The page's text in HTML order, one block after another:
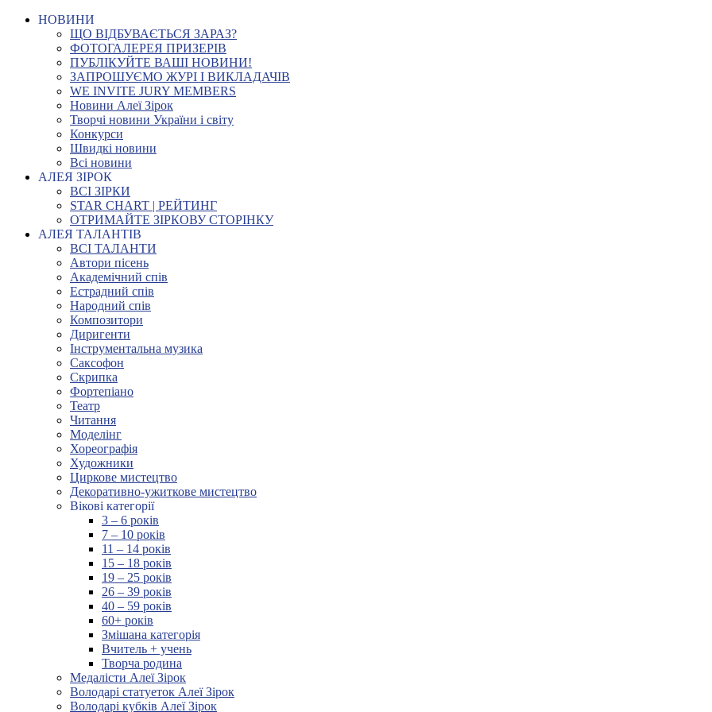
НОВИНИ
ЩО ВІДБУВАЄТЬСЯ ЗАРАЗ?
ФОТОГАЛЕРЕЯ ПРИЗЕРІВ
ПУБЛІКУЙТЕ ВАШІ НОВИНИ!
ЗАПРОШУЄМО ЖУРІ І ВИКЛАДАЧІВ
WE INVITE JURY MEMBERS
Новини Алеї Зірок
Творчі новини України і світу
Конкурси
Швидкі новини
Всі новини
АЛЕЯ ЗІРОК
ВСІ ЗІРКИ
STAR CHART | РЕЙТИНГ
ОТРИМАЙТЕ ЗІРКОВУ СТОРІНКУ
АЛЕЯ ТАЛАНТІВ
ВСІ ТАЛАНТИ
Автори пісень
Академічний спів
Естрадний спів
Народний спів
Композитори
Диригенти
Інструментальна музика
Саксофон
Скрипка
Фортепіано
Театр
Читання
Моделінг
Хореографія
Художники
Циркове мистецтво
Декоративно-ужиткове мистецтво
Вікові категорії
3 – 6 років
7 – 10 років
11 – 14 років
15 – 18 років
19 – 25 років
26 – 39 років
40 – 59 років
60+ років
Змішана категорія
Вчитель + учень
Творча родина
Медалісти Алеї Зірок
Володарі статуеток Алеї Зірок
Володарі кубків Алеї Зірок